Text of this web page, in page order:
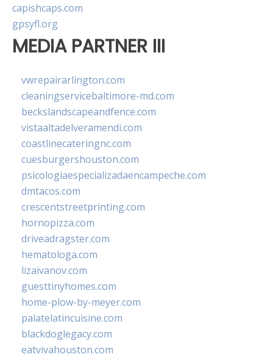
capishcaps.com
gpsyfl.org
MEDIA PARTNER III
vwrepairarlington.com
cleaningservicebaltimore-md.com
beckslandscapeandfence.com
vistaaltadelveramendi.com
coastlinecateringnc.com
cuesburgershouston.com
psicologiaespecializadaencampeche.com
dmtacos.com
crescentstreetprinting.com
hornopizza.com
driveadragster.com
hematologa.com
lizaivanov.com
guesttinyhomes.com
home-plow-by-meyer.com
palatelatincuisine.com
blackdoglegacy.com
eatvivahouston.com